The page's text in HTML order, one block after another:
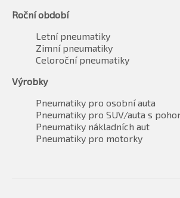
Roční období
Letní pneumatiky
Zimní pneumatiky
Celoroční pneumatiky
Výrobky
Pneumatiky pro osobní auta
Pneumatiky pro SUV/auta s
Pneumatiky nákladních aut
Pneumatiky pro motorky